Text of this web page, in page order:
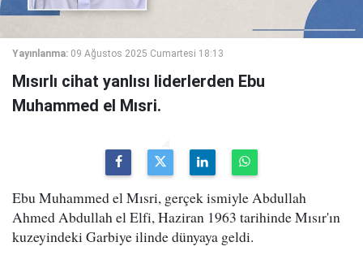
Yayınlanma: 09 Ağustos 2025 Cumartesi 18:13
Mısırlı cihat yanlısı liderlerden Ebu
Muhammed el Mısri.
Ebu Muhammed el Mısri, gerçek ismiyle Abdullah
Ahmed Abdullah el Elfi, Haziran 1963 tarihinde Mısır'ın
kuzeyindeki Garbiye ilinde dünyaya geldi.